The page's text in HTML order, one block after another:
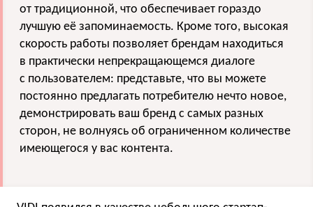
от традиционной, что обеспечивает гораздо
лучшую её запоминаемость. Кроме того, высокая
скорость работы позволяет брендам находиться
в практически непрекращающемся диалоге
с пользователем: представьте, что вы можете
постоянно предлагать потребителю нечто новое,
демонстрировать ваш бренд с самых разных
сторон, не волнуясь об ограниченном количестве
имеющегося у вас контента.